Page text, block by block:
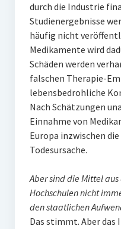
durch die Industrie
Studienergebnisse
häufig nicht
Medikamente wird
Schäden werden
falschen Therapie-
lebensbedrohliche
Nach Schätzungen
Einnahme von
Europa inzwischen
Todesursache.
Aber sind die Mittel
Hochschulen nicht
den staatlichen
Das stimmt. Aber